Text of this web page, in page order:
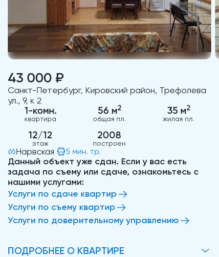
43 000 ₽
Санкт-Петербург, Кировский район, Трефолева
ул., 9, к 2
1-комн.
квартира
56 м2
общая пл.
35 м2
жилая пл.
12/12
этаж
2008
построен
Нарвская 5 мин. тр.
Данный объект уже сдан. Если у вас есть
задача по съему или сдаче, ознакомьтесь с
нашими услугами:
Услуги по сдаче квартир
Услуги по съему квартир
Услуги по доверительному управлению
ПОДРОБНЕЕ О КВАРТИРЕ